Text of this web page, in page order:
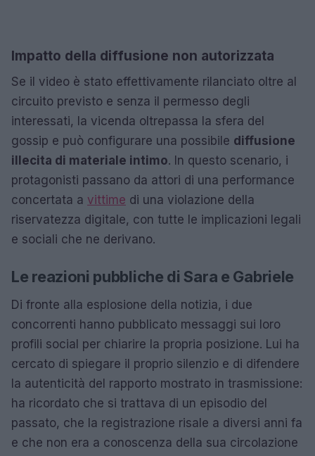
Impatto della diffusione non autorizzata
Se il video è stato effettivamente rilanciato oltre al
circuito previsto e senza il permesso degli
interessati, la vicenda oltrepassa la sfera del
gossip e può configurare una possibile diffusione
illecita di materiale intimo. In questo scenario, i
protagonisti passano da attori di una performance
concertata a vittime di una violazione della
riservatezza digitale, con tutte le implicazioni legali
e sociali che ne derivano.
Le reazioni pubbliche di Sara e Gabriele
Di fronte alla esplosione della notizia, i due
concorrenti hanno pubblicato messaggi sui loro
profili social per chiarire la propria posizione. Lui ha
cercato di spiegare il proprio silenzio e di difendere
la autenticità del rapporto mostrato in trasmissione:
ha ricordato che si trattava di un episodio del
passato, che la registrazione risale a diversi anni fa
e che non era a conoscenza della sua circolazione